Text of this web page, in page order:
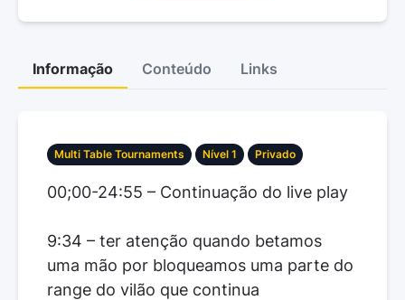
Informação Conteúdo Links
Multi Table Tournaments Nível 1 Privado
00;00-24:55 – Continuação do live play
9:34 – ter atenção quando betamos
uma mão por bloqueamos uma parte do
range do vilão que continua